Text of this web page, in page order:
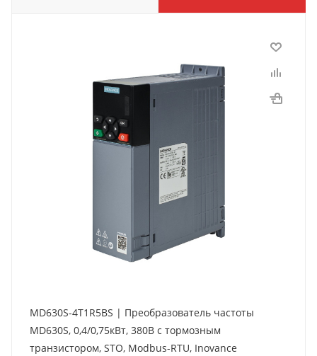
MD630S-4T1R5BS | Преобразователь частоты
MD630S, 0,4/0,75кВт, 380В с тормозным
транзистором, STO, Modbus-RTU, Inovance